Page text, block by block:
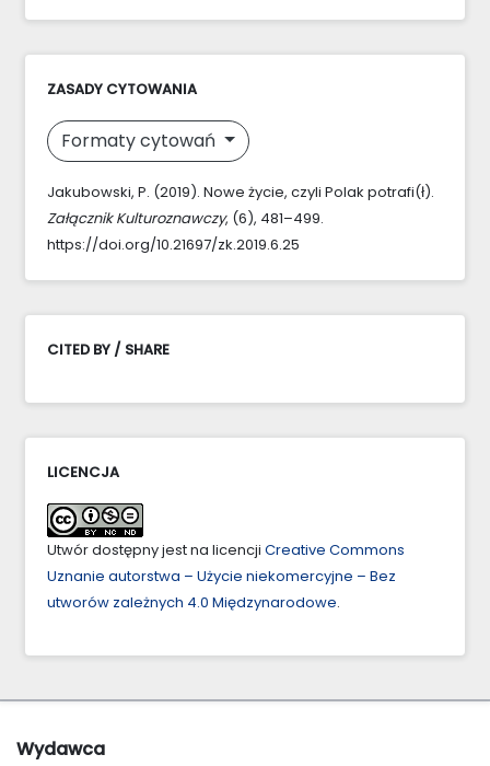
ZASADY CYTOWANIA
Formaty cytowań
Jakubowski, P. (2019). Nowe życie, czyli Polak potrafi(ł).
Załącznik Kulturoznawczy, (6), 481–499.
https://doi.org/10.21697/zk.2019.6.25
CITED BY / SHARE
LICENCJA
Utwór dostępny jest na licencji Creative Commons
Uznanie autorstwa – Użycie niekomercyjne – Bez
utworów zależnych 4.0 Międzynarodowe.
Wydawca